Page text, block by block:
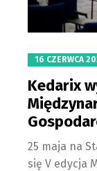
16 CZERWCA
Kedarix
25 maja na
się V edycja